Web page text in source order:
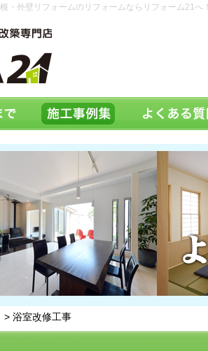
・外壁リフォームのリフォームならリフォーム21へ！
> 浴室改修工事